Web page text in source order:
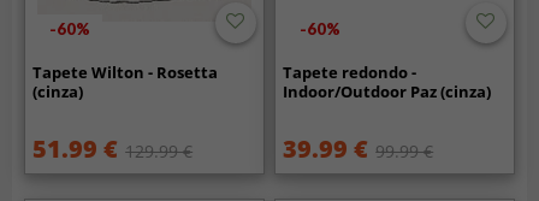
-60%
Tapete Wilton - Rosetta
(cinza)
51.99 € 129.99 €
-60%
Tapete redondo -
Indoor/Outdoor Paz (cinza)
39.99 € 99.99 €